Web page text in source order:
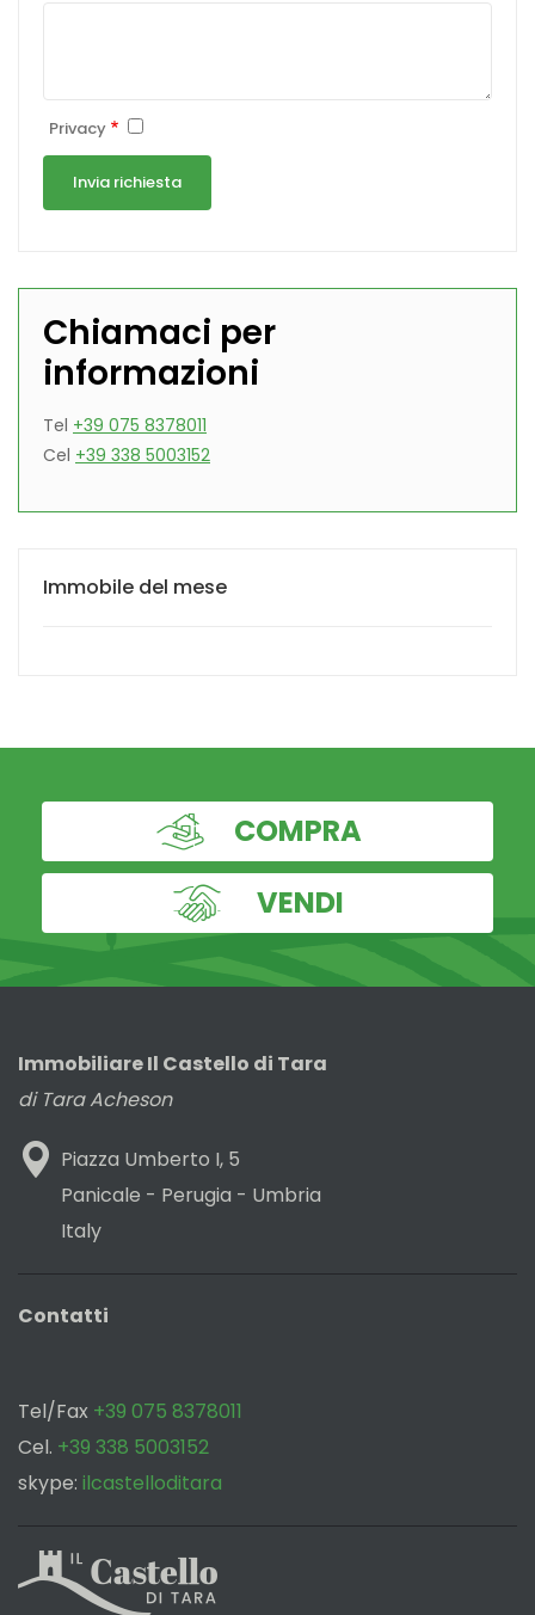
Privacy
Chiamaci per
informazioni
Tel +39 075 8378011
Cel +39 338 5003152
Immobile del mese
COMPRA
VENDI
Immobiliare Il Castello di Tara
di Tara Acheson
Piazza Umberto I, 5
Panicale - Perugia - Umbria
Italy
Contatti
Tel/Fax +39 075 8378011
Cel. +39 338 5003152
skype: ilcastelloditara
‌